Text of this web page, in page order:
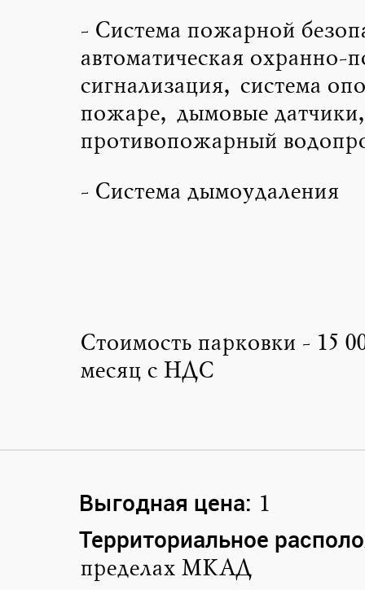
- Система пожарной
автоматическая охранно-
сигнализация, система
пожаре, дымовые
противопожарный
- Система дымоудаления
Стоимость парковки - 15
месяц с НДС
Выгодная цена: 1
Территориальное
пределах МКАД